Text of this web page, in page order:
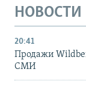
НОВОСТИ
20:41
Продажи
СМИ